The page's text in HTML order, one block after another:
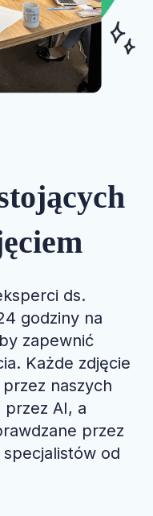
ds.
godziny na
zapewnić
Każde zdjęcie
naszych
AI, a
przez
od